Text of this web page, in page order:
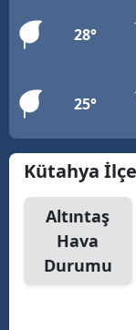
28°
25°
Kütahya
Altıntaş
Hava
Durumu